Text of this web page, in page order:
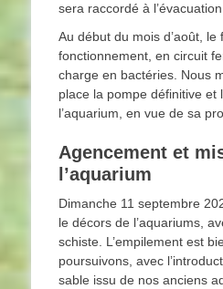
sera raccordé à l’évacuation
Au début du mois d’août, le
fonctionnement, en circuit
charge en bactéries. Nous
place la pompe définitive et
l’aquarium, en vue de sa
Agencement et
l’aquarium
Dimanche 11 septembre
le décors de l’aquariums,
schiste. L’empilement est
poursuivons, avec
sable issu de nos anciens